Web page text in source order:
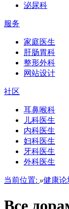
泌尿科
服务
家庭医生
肝肠胃科
整形外科
网站设计
社区
耳鼻喉科
儿科医生
内科医生
妇科医生
牙科医生
外科医生
当前位置: »健康论